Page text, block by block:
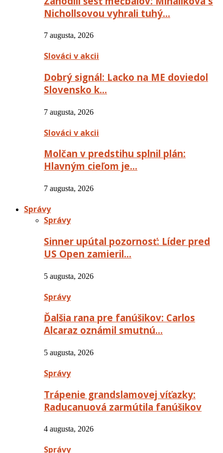
Nichollsovou vyhrali tuhý…
7 augusta, 2026
Slováci v akcii
Dobrý signál: Lacko na ME doviedol
Slovensko k…
7 augusta, 2026
Slováci v akcii
Molčan v predstihu splnil plán:
Hlavným cieľom je…
7 augusta, 2026
Správy
Správy
Sinner upútal pozornosť: Líder pred
US Open zamieril…
5 augusta, 2026
Správy
Ďalšia rana pre fanúšikov: Carlos
Alcaraz oznámil smutnú…
5 augusta, 2026
Správy
Trápenie grandslamovej víťazky:
Raducanuová zarmútila fanúšikov
4 augusta, 2026
Správy